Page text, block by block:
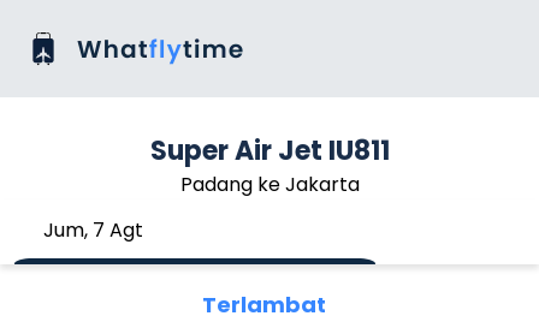
Super Air Jet IU811
Padang ke Jakarta
Jum, 7 Agt
Terlambat